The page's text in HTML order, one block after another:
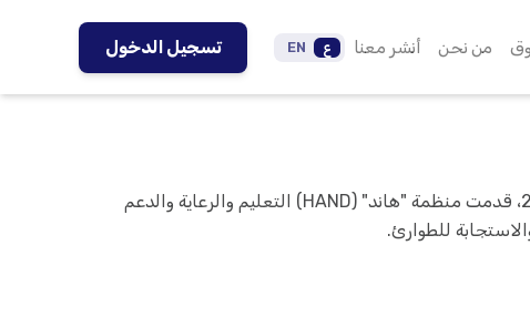
من نحن أنشر معنا ع EN تسجيل الدخول
نؤمن بأن الأطفال يساهمون في بناء مستقبل عادل ومتقدم. منذ عام 2012، قدمت منظمة "هاند" (HAND) التعليم والرعاية والدعم
للطوارئ.